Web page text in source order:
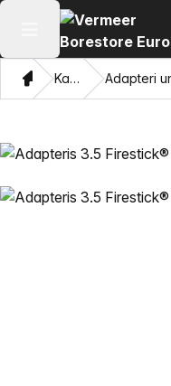
Atvērt galveno izvēlni
MājasKatalogu